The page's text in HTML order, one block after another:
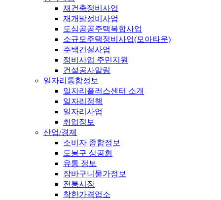
재건축정비사업
재개발정비사업
도심공공주택복합사업
소규모주택정비사업(모아타운)
주택건설사업
정비사업 주민지원
건설공사알림
일자리통합정보
일자리플러스센터 소개
일자리정책
일자리사업
취업정보
산업/경제
소비자 종합정보
도봉구 상공회
유통 정보
장바구니물가정보
전통시장
착한가격업소